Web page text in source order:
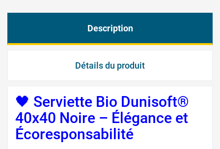
Description
Détails du produit
🖤 Serviette Bio Dunisoft®
40x40 Noire – Élégance et
Écoresponsabilité